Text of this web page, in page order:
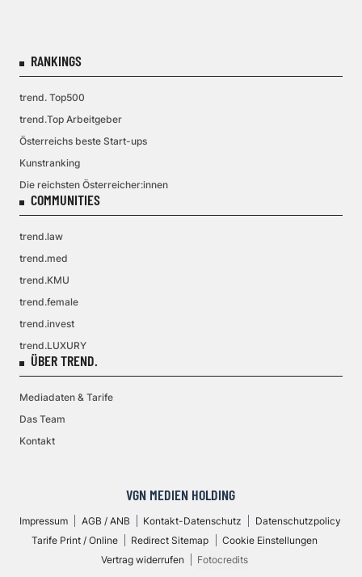
RANKINGS
trend. Top500
trend.Top Arbeitgeber
Österreichs beste Start-ups
Kunstranking
Die reichsten Österreicher:innen
COMMUNITIES
trend.law
trend.med
trend.KMU
trend.female
trend.invest
trend.LUXURY
ÜBER TREND.
Mediadaten & Tarife
Das Team
Kontakt
VGN MEDIEN HOLDING
Impressum AGB / ANB Kontakt-Datenschutz
Datenschutzpolicy
Tarife Print / Online
Redirect Sitemap
Cookie Einstellungen
Vertrag widerrufen
Fotocredits